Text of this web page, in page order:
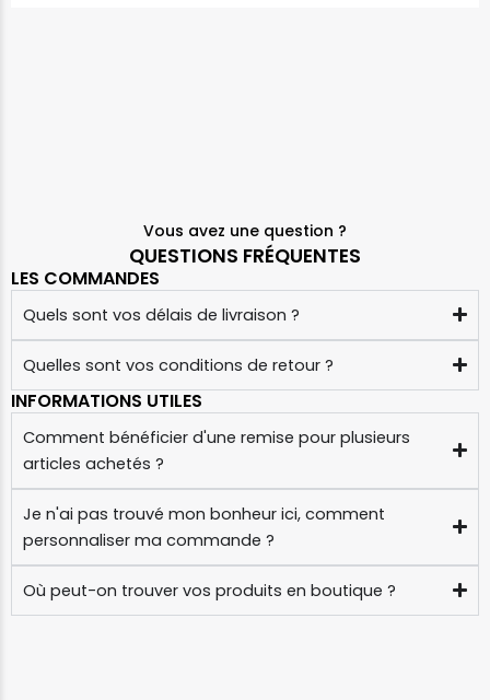
Vous avez une question ?
QUESTIONS FRÉQUENTES
LES COMMANDES
Quels sont vos délais de livraison ?
Quelles sont vos conditions de retour ?
INFORMATIONS UTILES
Comment bénéficier d'une remise pour plusieurs
articles achetés ?
Je n'ai pas trouvé mon bonheur ici, comment
personnaliser ma commande ?
Où peut-on trouver vos produits en boutique ?